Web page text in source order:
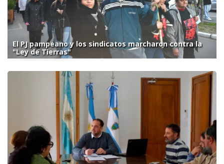
El PJ pampeano y los sindicatos marcharon contra la
"Ley de Tierras"